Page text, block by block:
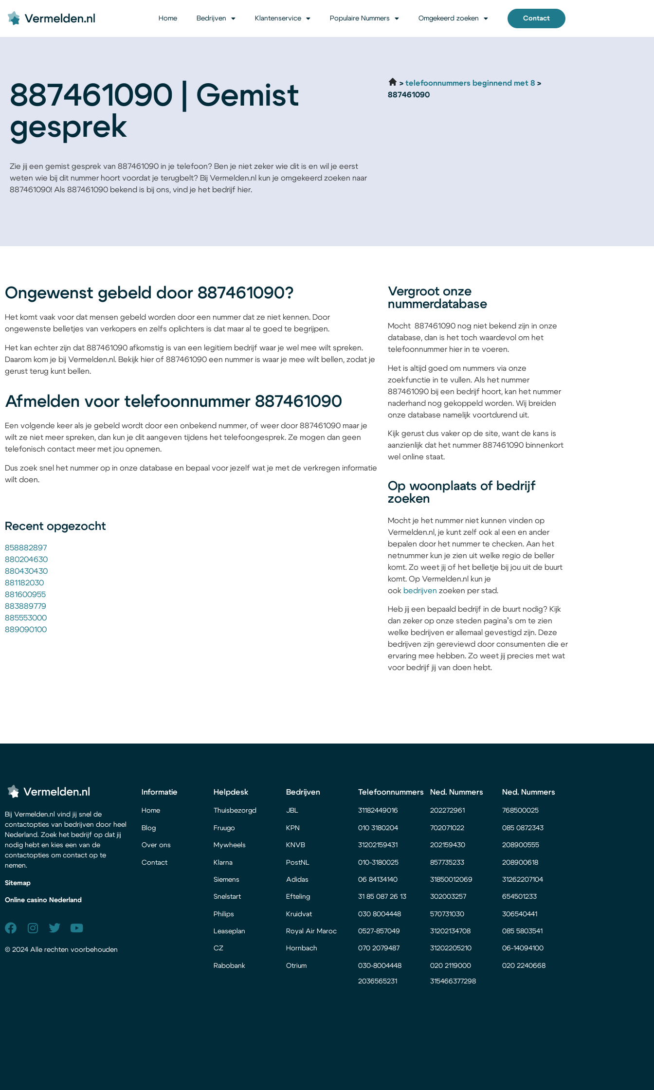
Home Bedrijven Klantenservice Populaire Nummers Omgekeerd zoeken Contact
887461090 | Gemist
gesprek
Zie jij een gemist gesprek van 887461090 in je telefoon? Ben je niet zeker wie dit is en wil je eerst
weten wie bij dit nummer hoort voordat je terugbelt? Bij Vermelden.nl kun je omgekeerd zoeken naar
887461090! Als 887461090 bekend is bij ons, vind je het bedrijf hier.
telefoonnummers beginnend met 8
887461090
Ongewenst gebeld door 887461090?
Het komt vaak voor dat mensen gebeld worden door een nummer dat ze niet kennen. Door
ongewenste belletjes van verkopers en zelfs oplichters is dat maar al te goed te begrijpen.
Het kan echter zijn dat 887461090 afkomstig is van een legitiem bedrijf waar je wel mee wilt spreken.
Daarom kom je bij Vermelden.nl. Bekijk hier of 887461090 een nummer is waar je mee wilt bellen, zodat je
gerust terug kunt bellen.
Afmelden voor telefoonnummer 887461090
Een volgende keer als je gebeld wordt door een onbekend nummer, of weer door 887461090 maar je
wilt ze niet meer spreken, dan kun je dit aangeven tijdens het telefoongesprek. Ze mogen dan geen
telefonisch contact meer met jou opnemen.
Dus zoek snel het nummer op in onze database en bepaal voor jezelf wat je met de verkregen informatie
wilt doen.
Recent opgezocht
858882897
880204630
880430430
881182030
881600955
883889779
885553000
889090100
Vergroot onze
nummerdatabase
Mocht 887461090 nog niet bekend zijn in onze
database, dan is het toch waardevol om het
telefoonnummer hier in te voeren.
Het is altijd goed om nummers via onze
zoekfunctie in te vullen. Als het nummer
887461090 bij een bedrijf hoort, kan het nummer
naderhand nog gekoppeld worden. Wij breiden
onze database namelijk voortdurend uit.
Kijk gerust dus vaker op de site, want de kans is
aanzienlijk dat het nummer 887461090 binnenkort
wel online staat.
Op woonplaats of bedrijf
zoeken
Mocht je het nummer niet kunnen vinden op
Vermelden.nl, je kunt zelf ook al een en ander
bepalen door het nummer te checken. Aan het
netnummer kun je zien uit welke regio de beller
komt. Zo weet jij of het belletje bij jou uit de buurt
komt. Op Vermelden.nl kun je
ook bedrijven zoeken per stad.
Heb jij een bepaald bedrijf in de buurt nodig? Kijk
dan zeker op onze steden pagina’s om te zien
welke bedrijven er allemaal gevestigd zijn. Deze
bedrijven zijn gereviewd door consumenten die er
ervaring mee hebben. Zo weet jij precies met wat
voor bedrijf jij van doen hebt.
Bij Vermelden.nl vind jij snel de
contactopties van bedrijven door heel
Nederland. Zoek het bedrijf op dat jij
nodig hebt en kies een van de
contactopties om contact op te
nemen.
Sitemap
Online casino Nederland
© 2024 Alle rechten voorbehouden
Informatie
Home
Blog
Over ons
Contact
Helpdesk
Thuisbezorgd
Fruugo
Mywheels
Klarna
Siemens
Snelstart
Philips
Leaseplan
CZ
Rabobank
Bedrijven
JBL
KPN
KNVB
PostNL
Adidas
Efteling
Kruidvat
Royal Air Maroc
Hornbach
Otrium
Telefoonnummers
31182449016
010 3180204
31202159431
010-3180025
06 84134140
31 85 087 26 13
030 8004448
0527-857049
070 2079487
030-8004448
2036565231
Ned. Nummers
202272961
702071022
202159430
857735233
31850012069
302003257
570731030
31202134708
31202205210
020 2119000
315466377298
Ned. Nummers
768500025
085 0872343
208900555
208900618
31262207104
654501233
306540441
085 5803541
06-14094100
020 2240668